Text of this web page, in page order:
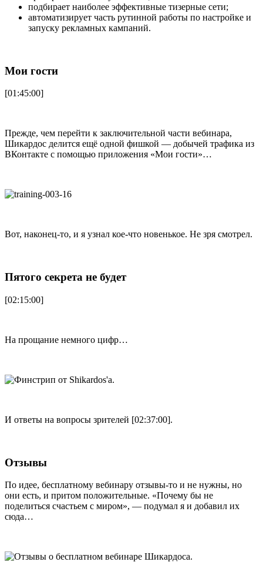
подбирает наиболее эффективные тизерные сети;
автоматизирует часть рутинной работы по настройке и
запуску рекламных кампаний.
Мои гости
[01:45:00]
Прежде, чем перейти к заключительной части вебинара,
Шикардос делится ещё одной фишкой — добычей трафика из
ВКонтакте с помощью приложения «Мои гости»…
Вот, наконец-то, и я узнал кое-что новенькое. Не зря смотрел.
Пятого секрета не будет
[02:15:00]
На прощание немного цифр…
И ответы на вопросы зрителей [02:37:00].
Отзывы
По идее, бесплатному вебинару отзывы-то и не нужны, но
они есть, и притом положительные. «Почему бы не
поделиться счастьем с миром», — подумал я и добавил их
сюда…